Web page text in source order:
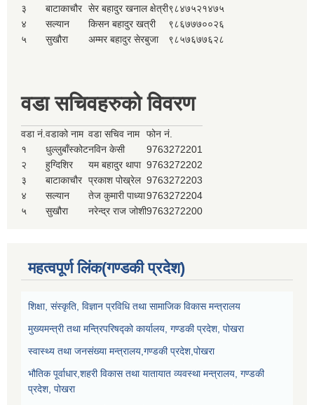
३
बाटाकाचौर सेर बहादुर खनाल क्षेत्री९८४७५२१४७५
४
सल्यान किसन बहादुर खत्री
९८६७७७००२६
५
सुखौरा अम्मर बहादुर सेरबुजा ९८५७६७७६२८
वडा सचिवहरुको विवरण
वडा नं.वडाको नाम वडा सचिव नाम
फोन नं.
१
धुल्लुबाँस्कोटनविन केसी
9763272201
२
हुग्दिशिर यम बहादुर थापा 9763272202
३
बाटाकाचौर प्रकाश पोख्रेल 9763272203
४
सल्यान तेज कुमारी पाध्या9763272204
५
सुखौरा नरेन्द्र राज जोशी9763272200
महत्वपूर्ण लिंक(गण्डकी प्रदेश)
शिक्षा, संस्कृति, विज्ञान प्रविधि तथा सामाजिक विकास मन्त्रालय
मुख्यमन्त्री तथा मन्त्रिपरिषद्को कार्यालय, गण्डकी प्रदेश, पोखरा
स्वास्थ्य तथा जनसंख्या मन्त्रालय,गण्डकी प्रदेश,पोखरा
भौतिक पूर्वाधार,शहरी विकास तथा यातायात व्यवस्था मन्त्रालय, गण्डकी
प्रदेश, पोखरा